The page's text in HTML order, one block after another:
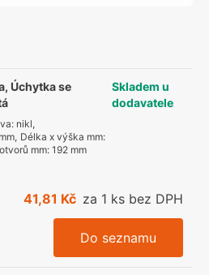
Úchytka se
: nikl,
, Délka x výška mm:
mm: 192 mm
Skladem u
dodavatele
41,81 Kč za 1 ks bez DPH
Do seznamu